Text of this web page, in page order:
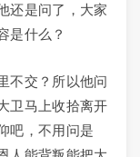
还是问了，大家
是什么？
不交？所以他问
卫马上收拾离开
吧，不用问是